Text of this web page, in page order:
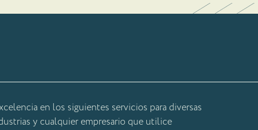
en los siguientes servicios para diversas
y cualquier empresario que utilice